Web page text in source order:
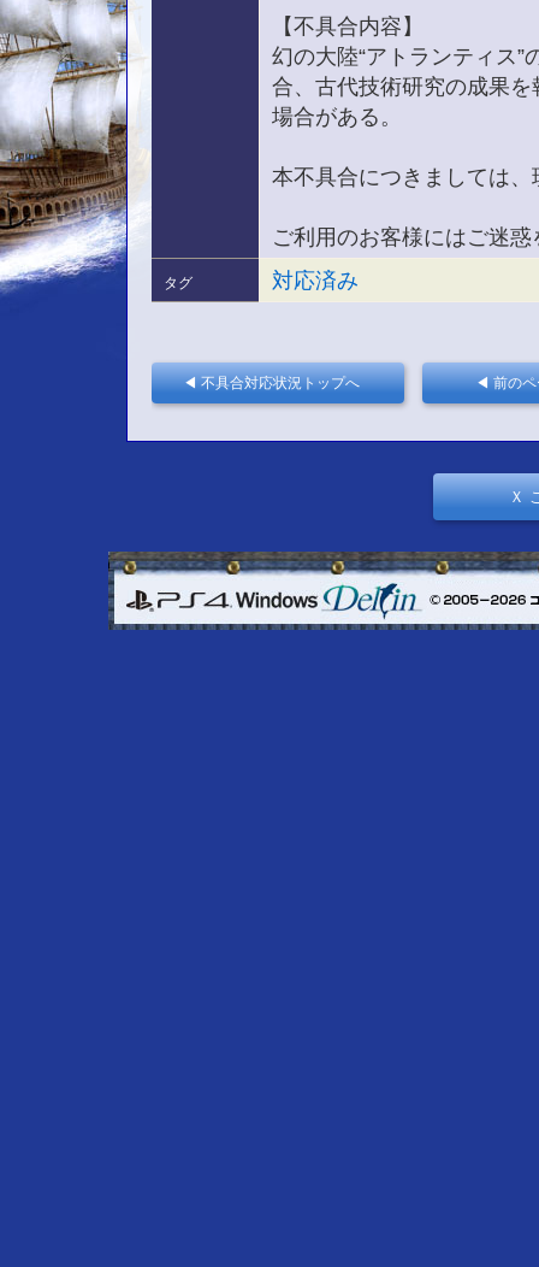
【不具合内容】
幻の大陸“アトランティス
合、古代技術研究の成果
場合がある。
本不具合につきましては
ご利用のお客様にはご迷
タグ 対応済み
◀ 不具合対応状況トップへ ◀ 前の
Ｘ